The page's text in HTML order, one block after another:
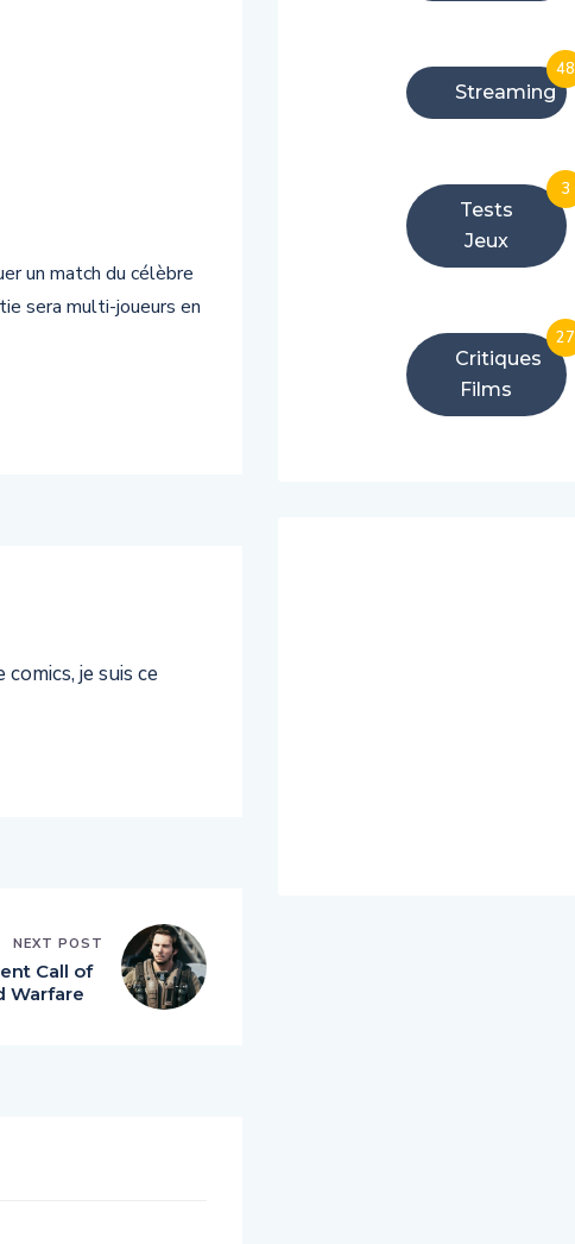
un match du célèbre
sera multi-joueurs en
je suis ce
NEXT POST
Call of
Warfare
Streaming
48
Tests
Jeux
3
Critiques
Films
27